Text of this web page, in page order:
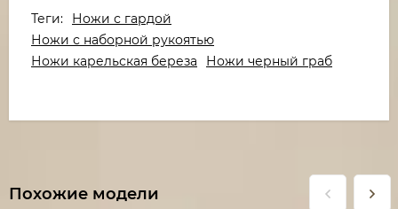
Теги:
Ножи с гардой
Ножи с наборной рукоятью
Ножи карельская береза
Ножи черный граб
Похожие модели